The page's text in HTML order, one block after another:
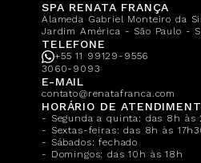
SPA RENATA FRANÇA
Alameda Gabriel Monteiro da
Jardim América - São Paulo -
TELEFONE
+55 11 99129-9556
3060-9093
E-MAIL
contato@renatafranca.com
HORÁRIO DE
- Segunda a quinta: das 8h às
- Sextas-feiras: das 8h às
- Sábados: fechado
- Domingos: das 10h às 18h